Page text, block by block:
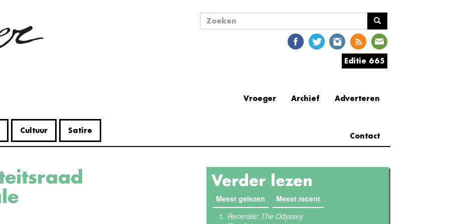
Cultuur Satire
Zoekveld
Editie 665
Adverteren
Archief
Vroeger
Contact
Verder lezen
Meest gelezen (actieve tabblad)
Meest recent
Recensie: The Odyssey